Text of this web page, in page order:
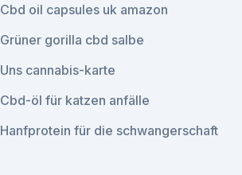
Cbd oil capsules uk amazon
Grüner gorilla cbd salbe
Uns cannabis-karte
Cbd-öl für katzen anfälle
Hanfprotein für die schwangerschaft